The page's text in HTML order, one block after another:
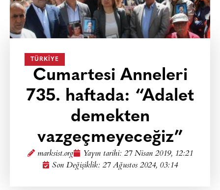
TÜRKIYE
Cumartesi Anneleri
735. haftada: “Adalet
demekten
vazgeçmeyeceğiz”
marksist.org Yayın tarihi: 27 Nisan 2019, 12:21
Son Değişiklik: 27 Ağustos 2024, 03:14